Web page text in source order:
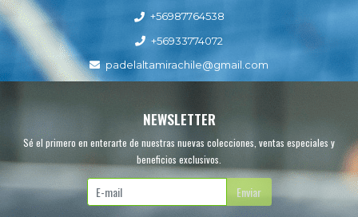
+56987764538
+56933774072
padelaltamirachile@gmail.com
NEWSLETTER
Sé el primero en enterarte de nuestras nuevas colecciones, ventas especiales y
beneficios exclusivos.
Enviar